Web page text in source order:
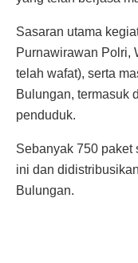
Sasaran utama
Purnawirawan Polri,
telah wafat), serta
Bulungan, termasuk
penduduk.
Sebanyak 750 paket
ini dan
Bulungan.